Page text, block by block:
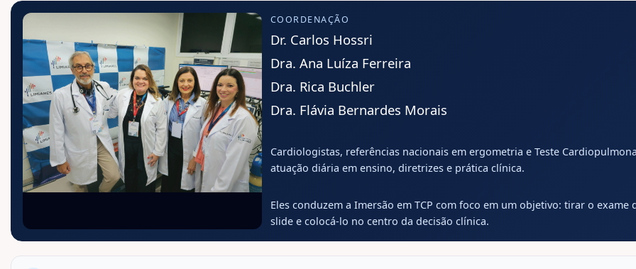
COORDENAÇÃO
Dr. Carlos Hossri
Dra. Ana Luíza Ferreira
Dra. Rica Buchler
Dra. Flávia Bernardes Morais
Cardiologistas, referências nacionais em ergometria e Teste
atuação diária em ensino, diretrizes e prática clínica.
Eles conduzem a Imersão em TCP com foco em um objetivo: tirar o exame
slide e colocá-lo no centro da decisão clínica.